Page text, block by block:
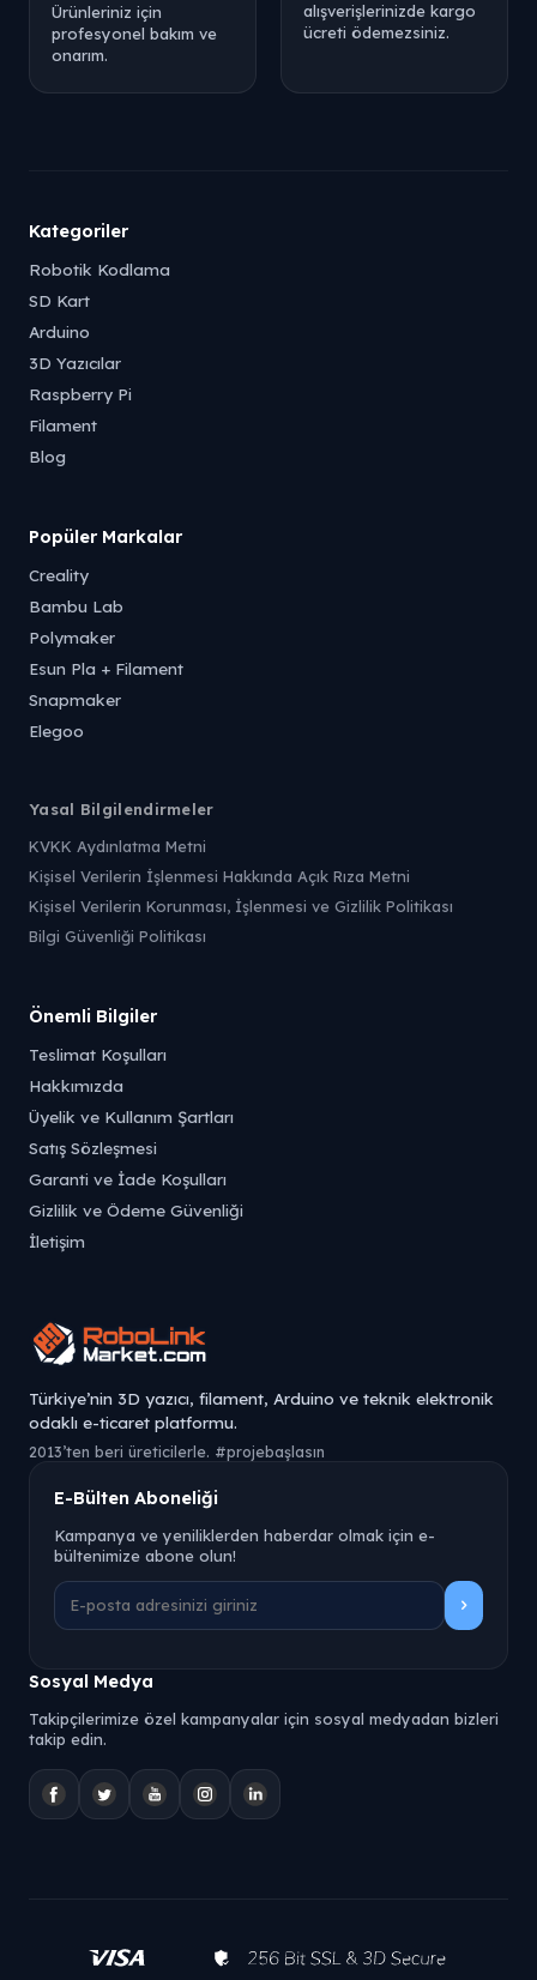
Ürünleriniz için
profesyonel bakım ve
onarım.
alışverişlerinizde kargo
ücreti ödemezsiniz.
Kategoriler
Robotik Kodlama
SD Kart
Arduino
3D Yazıcılar
Raspberry Pi
Filament
Blog
Popüler Markalar
Creality
Bambu Lab
Polymaker
Esun Pla + Filament
Snapmaker
Elegoo
Yasal Bilgilendirmeler
KVKK Aydınlatma Metni
Kişisel Verilerin İşlenmesi Hakkında Açık Rıza Metni
Kişisel Verilerin Korunması, İşlenmesi ve Gizlilik Politikası
Bilgi Güvenliği Politikası
Önemli Bilgiler
Teslimat Koşulları
Hakkımızda
Üyelik ve Kullanım Şartları
Satış Sözleşmesi
Garanti ve İade Koşulları
Gizlilik ve Ödeme Güvenliği
İletişim
Türkiye’nin 3D yazıcı, filament, Arduino ve teknik elektronik
odaklı e-ticaret platformu.
2013’ten beri üreticilerle. #projebaşlasın
E-Bülten Aboneliği
Kampanya ve yeniliklerden haberdar olmak için e-
bültenimize abone olun!
Sosyal Medya
Takipçilerimize özel kampanyalar için sosyal medyadan bizleri
takip edin.